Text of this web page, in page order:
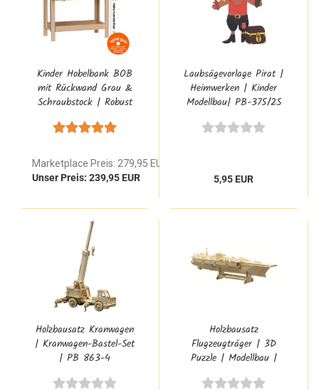
Kinder Hobelbank BOB
mit Rückwand Grau &
Schraubstock | Robust
Marketplace Preis: 279,95 EUR
Unser Preis: 239,95 EUR
Laubsägevorlage Pirat |
Heimwerken | Kinder
Modellbau| PB-375/2S
5,95 EUR
Holzbausatz Kranwagen
| Kranwagen-Bastel-Set
| PB 863-4
Holzbausatz
Flugzeugträger | 3D
Puzzle | Modellbau |